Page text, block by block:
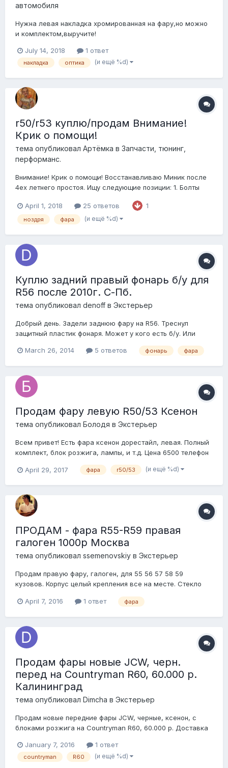
автомобиля
Нужна левая накладка хромированная на фару,но можно
и комплектом,выручите!
July 14, 2018 1 ответ
накладка оптика (и ещё %d)
r50/r53 куплю/продам Внимание!
Крик о помощи!
тема опубликовал Артёмка в Запчасти, тюнинг,
перформанс.
Внимание! Крик о помощи! Восстанавливаю Миник после
4ех летнего простоя. Ищу следующие позиции: 1. Болты
(подушку) КПП р53 МКПП в любом состояние рассмотрю
варианты. 2. Шланг от самого исполнительного цилиндра
April 1, 2018 25 ответов 1
ноздря фара (и ещё %d)
Куплю задний правый фонарь б/у для
R56 после 2010г. С-Пб.
тема опубликовал denoff в Экстерьер
Добрый день. Задели заднюю фару на R56. Треснул
защитный пластик фонаря. Может у кого есть б/у. Или
пластик без фары? За ранее спасибо.
March 26, 2014 5 ответов фонарь фара
Продам фару левую R50/53 Ксенон
тема опубликовал Болодя в Экстерьер
Всем привет! Есть фара ксенон дорестайл, левая. Полный
комплект, блок розжига, лампы, и т.д. Цена 6500 телефон
April 29, 2017
фара r50/53 (и ещё %d)
ПРОДАМ - фара R55-R59 правая
галоген 1000р Москва
тема опубликовал ssemenovskiy в Экстерьер
Продам правую фару, галоген, для 55 56 57 58 59
кузовов. Корпус целый крепления все на месте. Стекло
крепление отражателя. Можно приклеить. Так что под
поворотника. Фара аккуратно расклеена, б...
April 7, 2016 1 ответ фара
Продам фары новые JCW, черн.
перед на Countryman R60, 60.000 р.
Калининград
тема опубликовал Dimcha в Экстерьер
Продам новые передние фары JCW, черные, ксенон, с
блоками розжига на Countryman R60, 60.000 р. Доставка
January 7, 2016
1 ответ
countryman R60 (и ещё %d)